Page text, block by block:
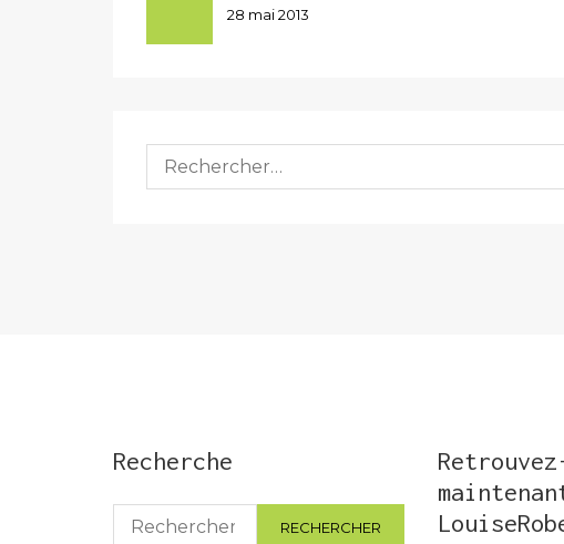
28 mai 2013
Rechercher :
Recherche
Rechercher :